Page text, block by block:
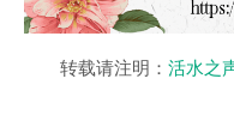
转载请注明： 活水之